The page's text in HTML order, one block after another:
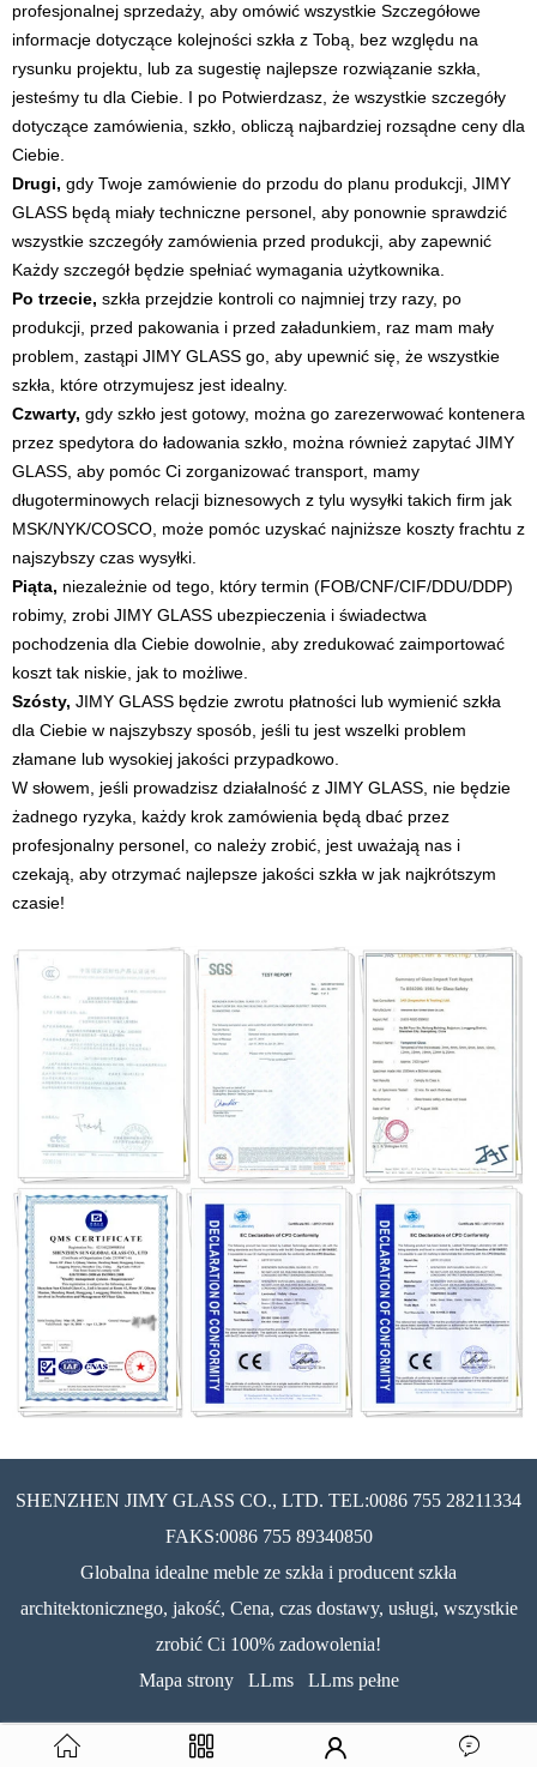
profesjonalnej sprzedaży, aby omówić wszystkie Szczegółowe
informacje dotyczące kolejności szkła z Tobą, bez względu na
rysunku projektu, lub za sugestię najlepsze rozwiązanie szkła,
jesteśmy tu dla Ciebie. I po Potwierdzasz, że wszystkie szczegóły
dotyczące zamówienia, szkło, obliczą najbardziej rozsądne ceny dla
Ciebie.
Drugi, gdy Twoje zamówienie do przodu do planu produkcji, JIMY
GLASS będą miały techniczne personel, aby ponownie sprawdzić
wszystkie szczegóły zamówienia przed produkcji, aby zapewnić
Każdy szczegół będzie spełniać wymagania użytkownika.
Po trzecie, szkła przejdzie kontroli co najmniej trzy razy, po
produkcji, przed pakowania i przed załadunkiem, raz mam mały
problem, zastąpi JIMY GLASS go, aby upewnić się, że wszystkie
szkła, które otrzymujesz jest idealny.
Czwarty, gdy szkło jest gotowy, można go zarezerwować kontenera
przez spedytora do ładowania szkło, można również zapytać JIMY
GLASS, aby pomóc Ci zorganizować transport, mamy
długoterminowych relacji biznesowych z tylu wysyłki takich firm jak
MSK/NYK/COSCO, może pomóc uzyskać najniższe koszty frachtu z
najszybszy czas wysyłki.
Piąta, niezależnie od tego, który termin (FOB/CNF/CIF/DDU/DDP)
robimy, zrobi JIMY GLASS ubezpieczenia i świadectwa
pochodzenia dla Ciebie dowolnie, aby zredukować zaimportować
koszt tak niskie, jak to możliwe.
Szósty, JIMY GLASS będzie zwrotu płatności lub wymienić szkła
dla Ciebie w najszybszy sposób, jeśli tu jest wszelki problem
złamane lub wysokiej jakości przypadkowo.
W słowem, jeśli prowadzisz działalność z JIMY GLASS, nie będzie
żadnego ryzyka, każdy krok zamówienia będą dbać przez
profesjonalny personel, co należy zrobić, jest uważają nas i
czekają, aby otrzymać najlepsze jakości szkła w jak najkrótszym
czasie!
SHENZHEN JIMY GLASS CO., LTD. TEL:0086 755 28211334
FAKS:0086 755 89340850
Globalna idealne meble ze szkła i producent szkła
architektonicznego, jakość, Cena, czas dostawy, usługi, wszystkie
zrobić Ci 100% zadowolenia!
Mapa strony
LLms LLms pełne